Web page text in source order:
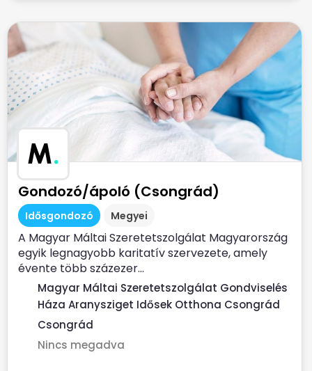
M.
Gondozó/ápoló (Csongrád)
Idősgondozó Megyei
A Magyar Máltai Szeretetszolgálat Magyarország
egyik legnagyobb karitatív szervezete, amely
évente több százezer...
Magyar Máltai Szeretetszolgálat Gondviselés
Háza Aranysziget Idősek Otthona Csongrád
Csongrád
Nincs megadva